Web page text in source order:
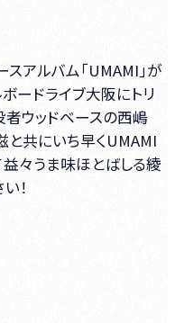
アルバム「UMAMI」が
ードライブ大阪にトリ
ウッドベースの西嶋
と共にいち早くUMAMI
々うま味ほとばしる綾
！